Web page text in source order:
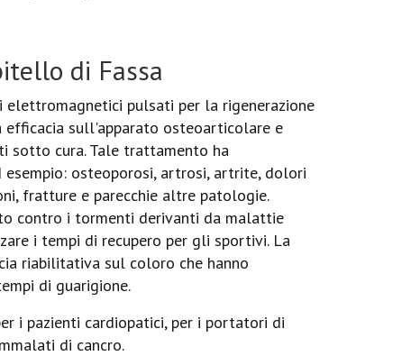
di Fassa
elettromagnetici pulsati per la rigenerazione
efficacia sull'apparato osteoarticolare e
sotto cura. Tale trattamento ha
esempio: osteoporosi, artrosi, artrite, dolori
fratture e parecchie altre patologie.
contro i tormenti derivanti da malattie
i tempi di recupero per gli sportivi. La
riabilitativa sul coloro che hanno
di guarigione.
i pazienti cardiopatici, per i portatori di
di cancro.